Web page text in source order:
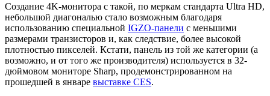
Создание 4K-монитора с такой, по меркам стандарта Ultra HD,
небольшой диагональю стало возможным благодаря
использованию специальной IGZO-панели с меньшими
размерами транзисторов и, как следствие, более высокой
плотностью пикселей. Кстати, панель из той же категории (а
возможно, и от того же производителя) используется в 32-
дюймовом мониторе Sharp, продемонстрированном на
прошедшей в январе выставке CES.